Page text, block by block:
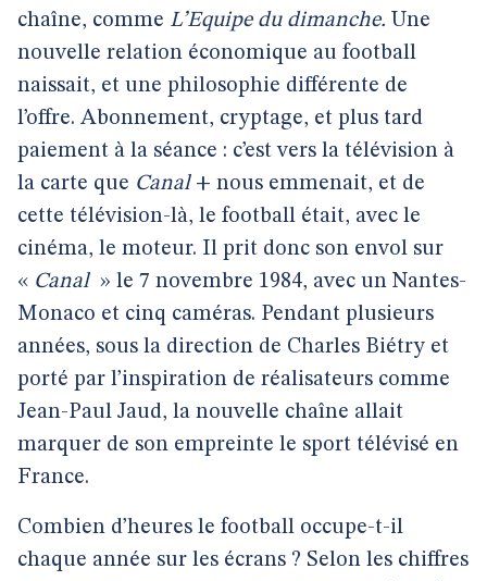
chaîne, comme L’Equipe du dimanche. Une
nouvelle relation économique au football
naissait, et une philosophie différente de
l’offre. Abonnement, cryptage, et plus tard
paiement à la séance : c’est vers la télévision à
la carte que Canal + nous emmenait, et de
cette télévision-là, le football était, avec le
cinéma, le moteur. Il prit donc son envol sur
« Canal » le 7 novembre 1984, avec un Nantes-
Monaco et cinq caméras. Pendant plusieurs
années, sous la direction de Charles Biétry et
porté par l’inspiration de réalisateurs comme
Jean-Paul Jaud, la nouvelle chaîne allait
marquer de son empreinte le sport télévisé en
France.
Combien d’heures le football occupe-t-il
chaque année sur les écrans ? Selon les chiffres